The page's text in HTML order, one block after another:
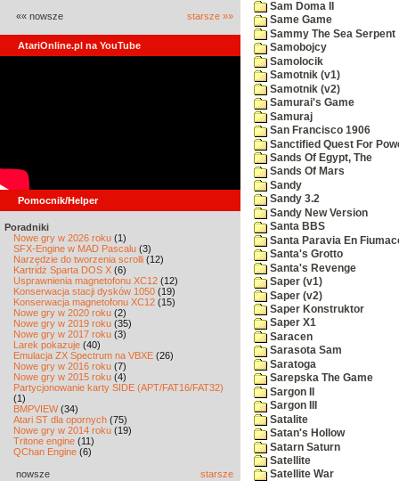
«« nowsze starsze »»
AtariOnline.pl na YouTube
Pomocnik/Helper
Poradniki
Nowe gry w 2026 roku (1)
SFX-Engine w MAD Pascalu (3)
Narzędzie do tworzenia scrolli (12)
Kartridż Sparta DOS X (6)
Usprawnienia magnetofonu XC12 (12)
Konserwacja stacji dysków 1050 (19)
Konserwacja magnetofonu XC12 (15)
Nowe gry w 2020 roku (2)
Nowe gry w 2019 roku (35)
Nowe gry w 2017 roku (3)
Larek pokazuje (40)
Emulacja ZX Spectrum na VBXE (26)
Nowe gry w 2016 roku (7)
Nowe gry w 2015 roku (4)
Partycjonowanie karty SIDE (APT/FAT16/FAT32)
(1)
BMPVIEW(34)
Atari ST dla opornych (75)
Nowe gry w 2014 roku (19)
Tritone engine (11)
QChan Engine (6)
nowsze starsze
Sam Doma II
Same Game
Sammy The Sea Serpent
Samobojcy
Samolocik
Samotnik (v1)
Samotnik (v2)
Samurai's Game
Samuraj
San Francisco 1906
Sanctified Quest For
Sands Of Egypt, The
Sands Of Mars
Sandy
Sandy 3.2
Sandy New Version
Santa BBS
Santa Paravia En
Santa's Grotto
Santa's Revenge
Saper (v1)
Saper (v2)
Saper Konstruktor
Saper X1
Saracen
Sarasota Sam
Saratoga
Sarepska The Game
Sargon II
Sargon III
Satalite
Satan's Hollow
Satarn Saturn
Satellite
Satellite War